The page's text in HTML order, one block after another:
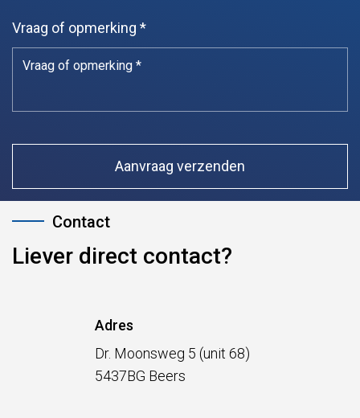
Vraag of opmerking *
Liever direct contact?
Adres
Dr. Moonsweg 5 (unit 68)
5437BG Beers